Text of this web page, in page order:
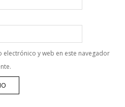
y web en este navegador